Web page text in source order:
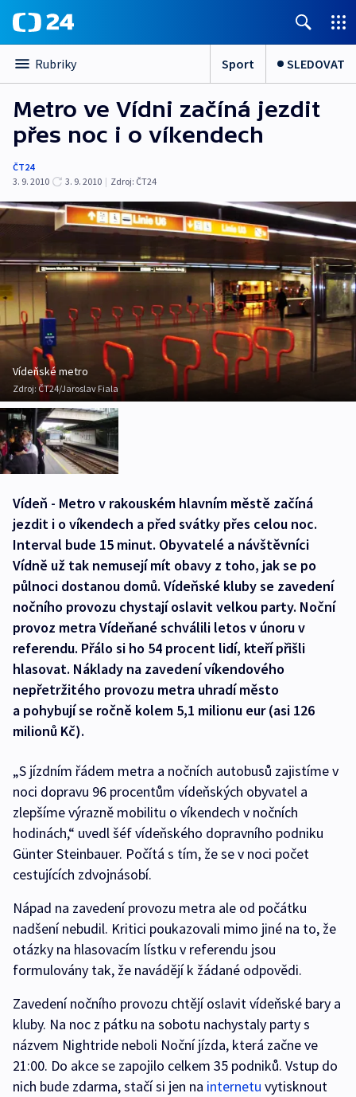
Rubriky Sport SLEDOVAT
Metro ve Vídni začíná jezdit
přes noc i o víkendech
ČT24
3. 9. 2010
3. 9. 2010 | Zdroj: ČT24
Vídeňské metro
Zdroj: ČT24/Jaroslav Fiala
Vídeň - Metro v rakouském hlavním městě začíná
jezdit i o víkendech a před svátky přes celou noc.
Interval bude 15 minut. Obyvatelé a návštěvníci
Vídně už tak nemusejí mít obavy z toho, jak se po
půlnoci dostanou domů. Vídeňské kluby se zavedení
nočního provozu chystají oslavit velkou party. Noční
provoz metra Vídeňané schválili letos v únoru v
referendu. Přálo si ho 54 procent lidí, kteří přišli
hlasovat. Náklady na zavedení víkendového
nepřetržitého provozu metra uhradí město
a pohybují se ročně kolem 5,1 milionu eur (asi 126
milionů Kč).
„S jízdním řádem metra a nočních autobusů zajistíme v
noci dopravu 96 procentům vídeňských obyvatel a
zlepšíme výrazně mobilitu o víkendech v nočních
hodinách,“ uvedl šéf vídeňského dopravního podniku
Günter Steinbauer. Počítá s tím, že se v noci počet
cestujících zdvojnásobí.
Nápad na zavedení provozu metra ale od počátku
nadšení nebudil. Kritici poukazovali mimo jiné na to, že
otázky na hlasovacím lístku v referendu jsou
formulovány tak, že navádějí k žádané odpovědi.
Zavedení nočního provozu chtějí oslavit vídeňské bary a
kluby. Na noc z pátku na sobotu nachystaly party s
názvem Nightride neboli Noční jízda, která začne ve
21:00. Do akce se zapojilo celkem 35 podniků. Vstup do
nich bude zdarma, stačí si jen na internetu vytisknout